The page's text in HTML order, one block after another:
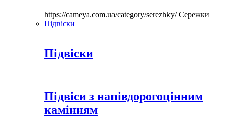
https://cameya.com.ua/category/serezhky/Сережки
Підвіски
Підвіски
Підвіси з напівдорогоцінним
камінням